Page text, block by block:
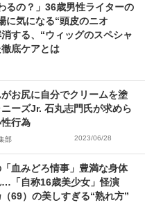
るの？」36歳男性ライターの
気になる“頭皮のニオ
する、“ウィッグのスペシャ
底ケアとは
がお尻に自分でクリームを塗
ーズJr. 石丸志門氏が求めら
行為
部 2023/06/28
血みどろ情事」豊満な身体
…「自称16歳美少女」怪演
69）の美しすぎる“熟れ方”